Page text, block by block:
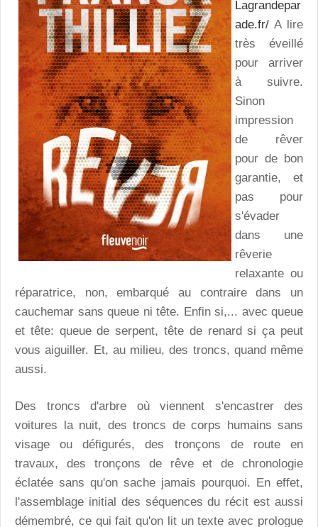
Lagrandepar
ade.fr/ A lire
très éveillé
pour arriver
à suivre.
Sinon
impression
de rêver
pour de bon
garantie, et
pas pour
s'évader
dans une
rêverie
relaxante ou
réparatrice, non, embarqué au contraire dans un
cauchemar sans queue ni tête. Enfin si,... avec queue
et tête: queue de serpent, tête de renard si ça peut
vous aiguiller. Et, au milieu, des troncs, quand même
aussi.
Des troncs d'arbre où viennent s'encastrer des
voitures la nuit, des troncs de corps humains sans
visage ou défigurés, des tronçons de route en
travaux, des tronçons de rêve et de chronologie
éclatée sans qu'on sache jamais pourquoi. En effet,
l'assemblage initial des séquences du récit est aussi
démembré, ce qui fait qu'on lit un texte avec prologue